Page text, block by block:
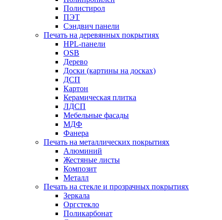
Полистирол
ПЭТ
Сэндвич панели
Печать на деревянных покрытиях
HPL-панели
OSB
Дерево
Доски (картины на досках)
ДСП
Картон
Керамическая плитка
ЛДСП
Мебельные фасады
МДФ
Фанера
Печать на металлических покрытиях
Алюминий
Жестяные листы
Композит
Металл
Печать на стекле и прозрачных покрытиях
Зеркала
Оргстекло
Поликарбонат